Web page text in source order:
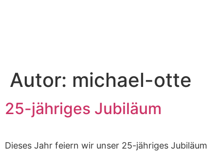
Autor: michael-otte
25-jähriges Jubiläum
Dieses Jahr feiern wir unser 25-jähriges Jubiläum